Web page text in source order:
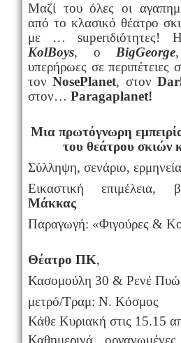
Μαζί του όλες οι
από το κλασικό θέατρο
με …superιδιότητες!
KolBoys, o BigGeorge
υπερήρωες σε
τονNosePlanet, στον
στον… Paragaplanet!
Μια πρωτόγνωρη
του θεάτρου σκιών
Σύλληψη, σενάριο,
Εικαστική επιμέλεια,
Μάκκας
Παραγωγή: «Φιγούρες &
Θέατρο ΠΚ,
Κασομούλη 30 & Ρενέ
μετρό/Τραμ: Ν. Κόσμος
Κάθε Κυριακή στις 15.15
Καθημερινά